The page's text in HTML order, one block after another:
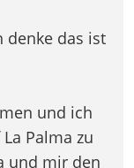
denke das ist
und ich
Palma zu
und mir den